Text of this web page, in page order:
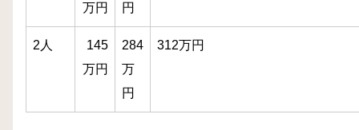
万円
円
2人
145
万円
284
万
円
312万円